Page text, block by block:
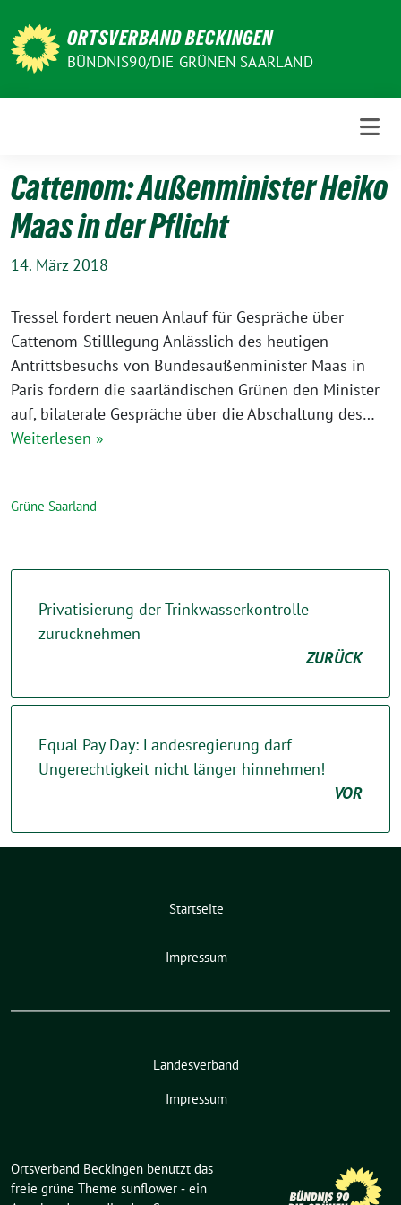
zum
Inhalt
ORTSVERBAND BECKINGEN
BÜNDNIS90/DIE GRÜNEN SAARLAND
Cattenom: Außenminister Heiko
Maas in der Pflicht
14. März 2018
Tressel fordert neuen Anlauf für Gespräche über
Cattenom-Stilllegung Anlässlich des heutigen
Antrittsbesuchs von Bundesaußenminister Maas in
Paris fordern die saarländischen Grünen den Minister
auf, bilaterale Gespräche über die Abschaltung des…
Weiterlesen »
Grüne Saarland
Privatisierung der Trinkwasserkontrolle
zurücknehmen
ZURÜCK
Equal Pay Day: Landesregierung darf
Ungerechtigkeit nicht länger hinnehmen!
VOR
Startseite
Impressum
Landesverband
Impressum
Ortsverband Beckingen benutzt das
freie grüne Theme sunflower ‐ ein